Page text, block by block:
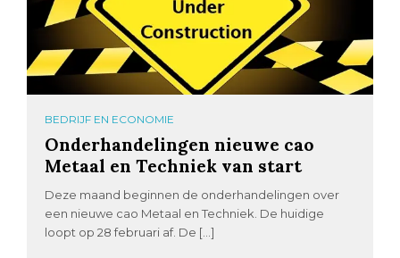
BEDRIJF EN ECONOMIE
Onderhandelingen nieuwe cao
Metaal en Techniek van start
Deze maand beginnen de onderhandelingen over
een nieuwe cao Metaal en Techniek. De huidige
loopt op 28 februari af. De […]